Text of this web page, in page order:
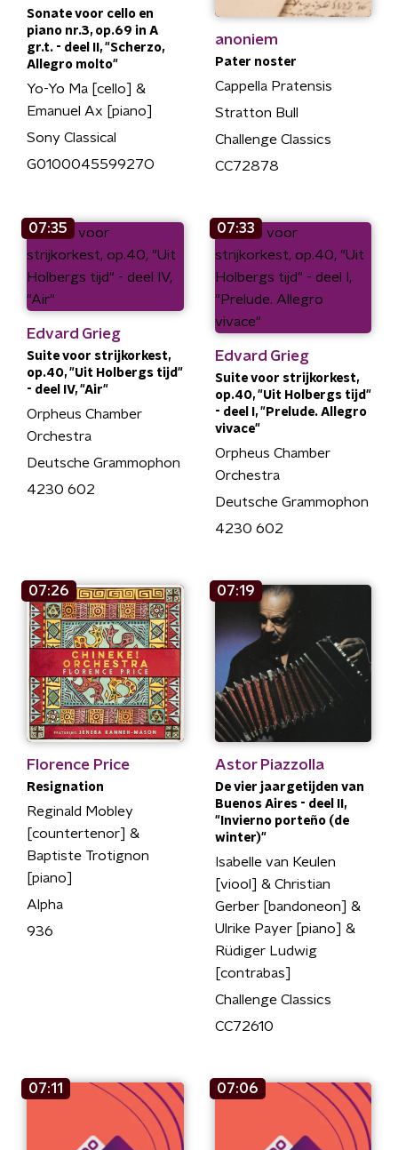
Sonate voor cello en
piano nr.3, op.69 in A
gr.t. - deel II, "Scherzo,
Allegro molto"
Yo-Yo Ma [cello] &
Emanuel Ax [piano]
Sony Classical
G010004559927O
anoniem
Pater noster
Cappella Pratensis
Stratton Bull
Challenge Classics
CC72878
07:35
Edvard Grieg
Suite voor strijkorkest,
op.40, "Uit Holbergs tijd"
- deel IV, "Air"
Orpheus Chamber
Orchestra
Deutsche Grammophon
4230 602
07:33
Edvard Grieg
Suite voor strijkorkest,
op.40, "Uit Holbergs tijd"
- deel I, "Prelude. Allegro
vivace"
Orpheus Chamber
Orchestra
Deutsche Grammophon
4230 602
07:26
Florence Price
Resignation
Reginald Mobley
[countertenor] &
Baptiste Trotignon
[piano]
Alpha
936
07:19
Astor Piazzolla
De vier jaargetijden van
Buenos Aires - deel II,
"Invierno porteño (de
winter)"
Isabelle van Keulen
[viool] & Christian
Gerber [bandoneon] &
Ulrike Payer [piano] &
Rüdiger Ludwig
[contrabas]
Challenge Classics
CC72610
07:11 07:06